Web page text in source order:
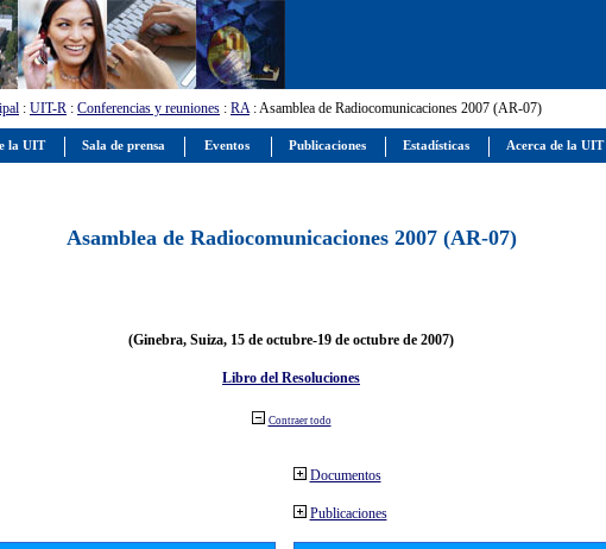
: UIT-R : Conferencias y reuniones : RA: Asamblea de Radiocomunicaciones 2007 (AR-07)
Asamblea de Radiocomunicaciones 2007 (AR-07)
(Ginebra, Suiza, 15 de octubre-19 de octubre de 2007)
Libro del Resoluciones
Contraer todo
Documentos
Publicaciones
la UIT Sala de prensa Eventos Publicaciones Estadísticas Acerca de la UIT